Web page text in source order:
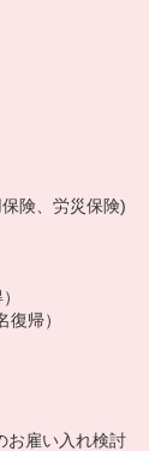
険、労災保険)
帰）
お雇い入れ検討